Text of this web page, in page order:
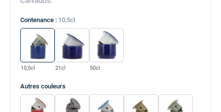
Contenance : 10,5cl
10,5cl 21cl 50cl
Autres couleurs